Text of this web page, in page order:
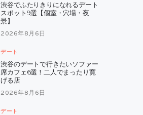
渋谷でふたりきりになれるデート
スポット9選【個室・穴場・夜
景】
2026年8月6日
デート
渋谷のデートで行きたいソファー
席カフェ6選！二人でまったり寛
げる店
2026年8月6日
デート